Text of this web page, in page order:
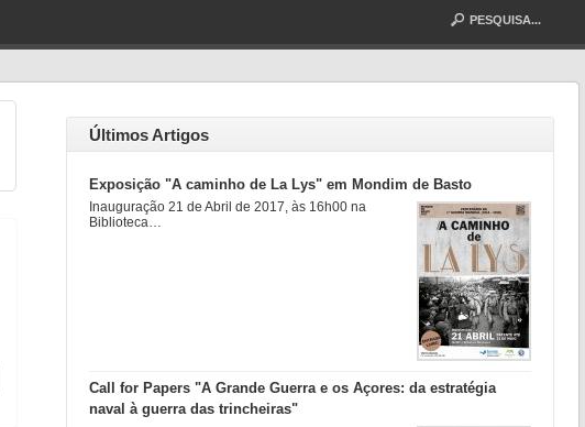
Últimos Artigos
Exposição "A caminho de La Lys" em Mondim de Basto
Inauguração 21 de Abril de 2017, às 16h00 na
Biblioteca…
Call for Papers "A Grande Guerra e os Açores: da estratégia
naval à guerra das trincheiras"